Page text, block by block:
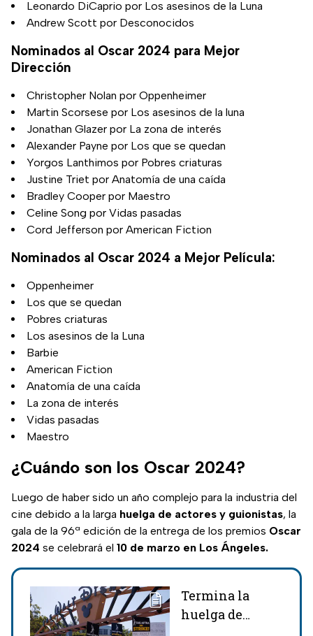
Leonardo DiCaprio por Los asesinos de la Luna
Andrew Scott por Desconocidos
Nominados al Oscar 2024 para Mejor
Dirección
Christopher Nolan por Oppenheimer
Martin Scorsese por Los asesinos de la luna
Jonathan Glazer por La zona de interés
Alexander Payne por Los que se quedan
Yorgos Lanthimos por Pobres criaturas
Justine Triet por Anatomía de una caída
Bradley Cooper por Maestro
Celine Song por Vidas pasadas
Cord Jefferson por American Fiction
Nominados al Oscar 2024 a Mejor Película:
Oppenheimer
Los que se quedan
Pobres criaturas
Los asesinos de la Luna
Barbie
American Fiction
Anatomía de una caída
La zona de interés
Vidas pasadas
Maestro
¿Cuándo son los Oscar 2024?
Luego de haber sido un año complejo para la industria del
cine debido a la larga huelga de actores y guionistas, la
gala de la 96ª edición de la entrega de los premios Oscar
2024 se celebrará el 10 de marzo en Los Ángeles.
Termina la
huelga de